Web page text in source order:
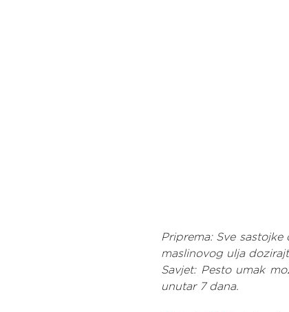
Priprema: Sve
maslinovog ulja
Savjet: Pesto umak
unutar 7 dana.